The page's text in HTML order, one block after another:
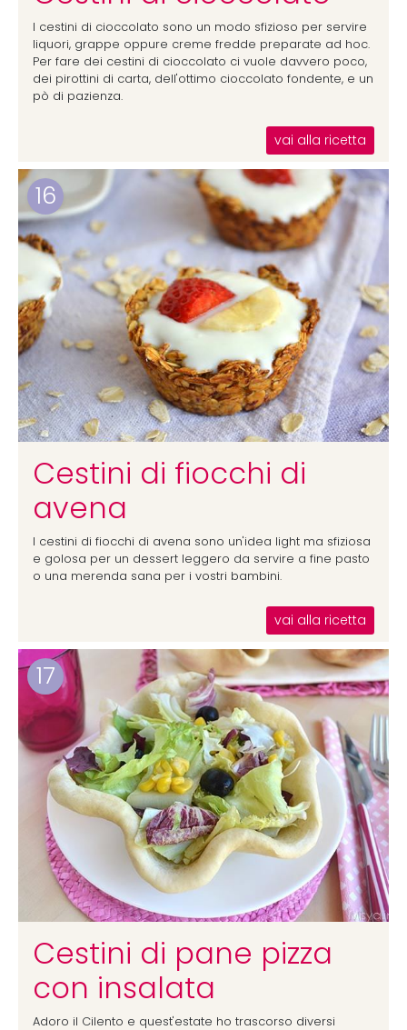
I cestini di cioccolato sono un modo sfizioso per servire
liquori, grappe oppure creme fredde preparate ad hoc.
Per fare dei cestini di cioccolato ci vuole davvero poco,
dei pirottini di carta, dell'ottimo cioccolato fondente, e un
pò di pazienza.
vai alla ricetta
16
Cestini di fiocchi di
avena
I cestini di fiocchi di avena sono un'idea light ma sfiziosa
e golosa per un dessert leggero da servire a fine pasto
o una merenda sana per i vostri bambini.
vai alla ricetta
17
Cestini di pane pizza
con insalata
Adoro il Cilento e quest'estate ho trascorso diversi